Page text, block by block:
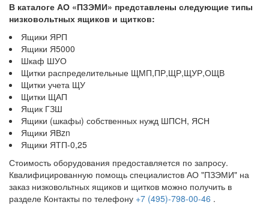
В каталоге АО «ПЗЭМИ» представлены следующие типы
низковольтных ящиков и щитков:
Ящики ЯРП
Ящики Я5000
Шкаф ШУО
Щитки распределительные ЩМП,ПР,ЩР,ЩУР,ОЩВ
Щитки учета ЩУ
Щитки ЩАП
Ящик ГЗШ
Ящики (шкафы) собственных нужд ШПСН, ЯСН
Ящики ЯВzn
Ящики ЯТП-0,25
Стоимость оборудования предоставляется по запросу.
Квалифицированную помощь специалистов АО "ПЗЭМИ" на
заказ низковольтных ящиков и щитков можно получить в
разделе Контакты по телефону +7 (495)-798-00-46 .